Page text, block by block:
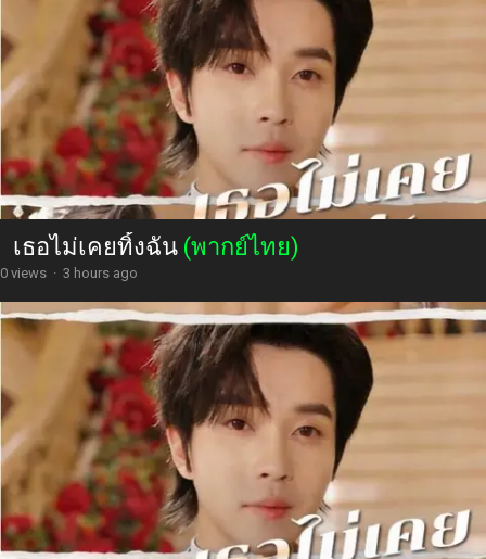
เธอไม่เคยทิ้งฉัน (พากย์ไทย)
0 views · 3 hours ago